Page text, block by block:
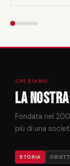
CHI SIAMO
La
Fondata nel
più di una
STORIA